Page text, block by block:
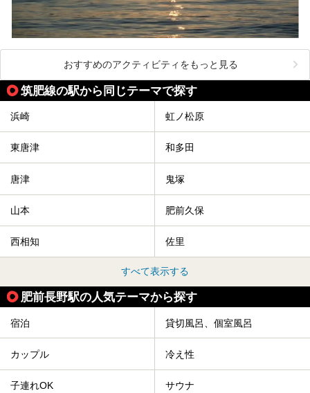
おすすめのアクティビティをもっと見る
筑肥線の駅から同じテーマで探す
浜崎 虹ノ松原
東唐津 和多田
唐津 鬼塚
山本 肥前久保
西相知 佐里
すべて表示する
肥前長野駅の人気テーマから探す
宿泊 貸切風呂、個室風呂
カップル 冷え性
子連れOK サウナ